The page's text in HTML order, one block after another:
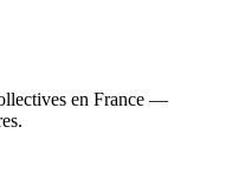
en France —